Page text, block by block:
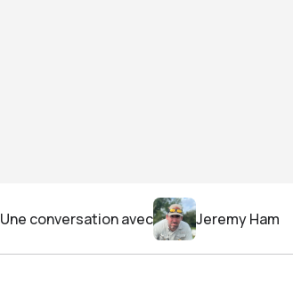
Une conversation avec Jeremy Ham